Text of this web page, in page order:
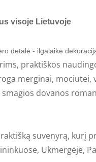
visoje Lietuvoje
detalė - ilgalaikė
praktiškos
merginai,
dovanos
suvenyrą, kurį
Ukmergėje,